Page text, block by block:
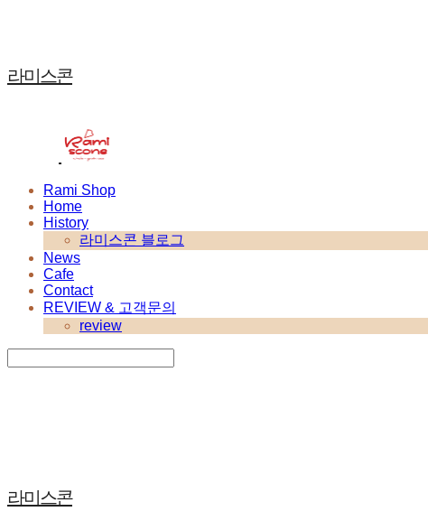
라미스콘
Rami Shop
Home
History
라미스콘 블로그
News
Cafe
Contact
REVIEW & 고객문의
review
라미스콘